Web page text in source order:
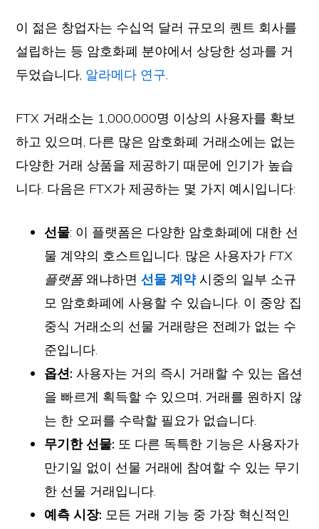
이 젊은 창업자는 수십억 달러 규모의 퀀트 회사를
설립하는 등 암호화폐 분야에서 상당한 성과를 거
두었습니다, 알라메다 연구.
FTX 거래소는 1,000,000명 이상의 사용자를 확보
하고 있으며, 다른 많은 암호화폐 거래소에는 없는
다양한 거래 상품을 제공하기 때문에 인기가 높습
니다. 다음은 FTX가 제공하는 몇 가지 예시입니다:
선물: 이 플랫폼은 다양한 암호화폐에 대한 선
물 계약의 호스트입니다. 많은 사용자가 FTX
플랫폼왜냐하면선물 계약시중의 일부 소규
모 암호화폐에 사용할 수 있습니다. 이 중앙 집
중식 거래소의 선물 거래량은 전례가 없는 수
준입니다.
옵션:사용자는 거의 즉시 거래할 수 있는 옵션
을 빠르게 획득할 수 있으며, 거래를 원하지 않
는 한 오퍼를 수락할 필요가 없습니다.
무기한 선물: 또 다른 독특한 기능은 사용자가
만기일 없이 선물 거래에 참여할 수 있는 무기
한 선물 거래입니다.
예측 시장: 모든 거래 기능 중 가장 혁신적인